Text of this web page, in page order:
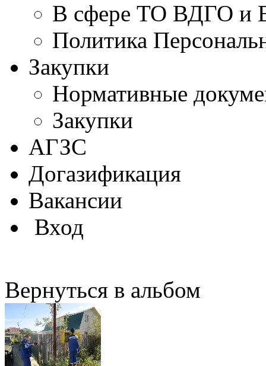
В сфере ТО ВДГО и
Политика
Закупки
Нормативные
Закупки
АГЗС
Догазификация
Вакансии
Вход
Вернуться в альбом